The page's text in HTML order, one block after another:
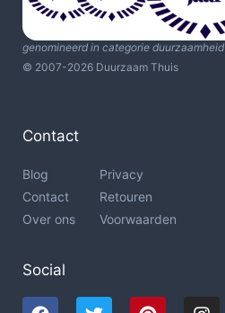
genomineerd in categorie duurzaamheid
© 2007-2026 Duurzaam Thuis
Contact
Blog
Contact
Over ons
Privacy
Retouren
Voorwaarden
Social